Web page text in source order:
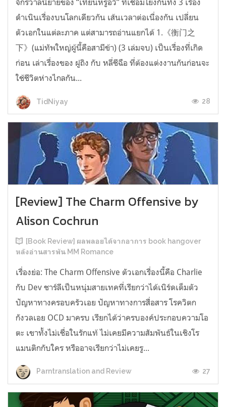
จักรวาลนิยายของ “เทียนหรูอวี้” ที่เชื่อมโยงกันทั้ง 3 เรื่อง
ดำเนินเรื่องบนโลกเดียวกัน เส้นเวลาต่อเนื่องกัน เปลี่ยน
ตัวเอกในแต่ละภาค แต่สามารถอ่านแยกได้ 1.《衡门之
下》(แม่ทัพใหญ่ผู้นี้คือสามีข้า) (3 เล่มจบ) เป็นเรื่องที่เกิด
ก่อน เล่าเรื่องของ ฝูถิง กับ หลี่ชีฉือ ที่ต้องแต่งงานกันก่อนจะ
ใช้ชีวิตห่างไกลกัน...
TidNiyay 28
[Review] The Charm Offensive by
Alison Cochrun
[Book Review] ผลพลอยได้จากอาการ book hangover
หลังอ่านสารพัน MM Romance
เรื่องย่อ: The Charm Offensive ตัวเอกเรื่องนี้คือ Charlie
กับ Dev ชาร์ลีเป็นหนุ่มสายเทคที่เรียกว่าได้เนิร์ดเต็มตัว
ปัญหาทางครอบครัวเอย ปัญหาทางการสื่อสาร โรควิตก
กังวลเอย OCD มาครบ เรียกได้ว่าครบองค์ประกอบความโอ
ตะ เขาทั้งไม่เชื่อในรักแท้ ไม่เคยมีความสัมพันธ์ในเชิงโร
แมนติกกับใคร หรืออาจเรียกว่าไม่เคยรู...
Parntranslation and Review 27